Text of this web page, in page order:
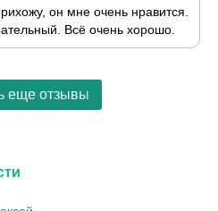
он мне очень нравится.
Всё очень хорошо.
еще отзывы